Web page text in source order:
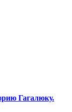
Гагалюку.